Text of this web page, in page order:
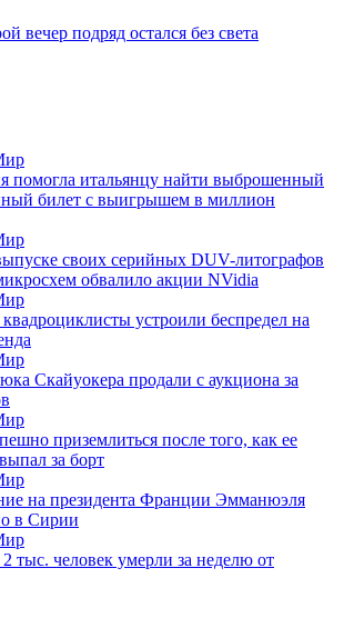
вечер подряд остался без света
помогла итальянцу найти выброшенный
билет с выигрышем в миллион
своих серийных DUV-литографов
обвалило акции NVidia
устроили беспредел на
Скайуокера продали с аукциона за
приземлиться после того, как ее
за борт
на президента Франции Эмманюэля
в Сирии
тыс. человек умерли за неделю от